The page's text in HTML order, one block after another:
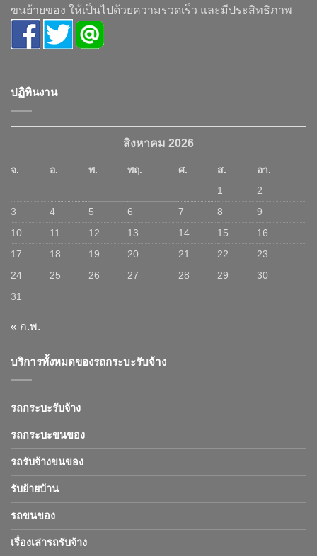
ขนย้ายของ ให้เป็นไปด้วยความรวดเร็ว และมีประสิทธิภาพ
ปฏิทินงาน
สิงหาคม 2026
จ. อ. พ. พฤ. ศ. ส.
อา.
1
2
3
4 5 6 7 8
9
10
11 12 13 14 15
16
17
18 19 20 21 22
23
24
25 26 27 28 29
30
31
« ก.พ.
บริการทั้งหมดของรถกระบะรับจ้าง
รถกระบะรับจ้าง
รถกระบะขนของ
รถรับจ้างขนของ
รับย้ายบ้าน
รถขนของ
เรื่องเล่ารถรับจ้าง